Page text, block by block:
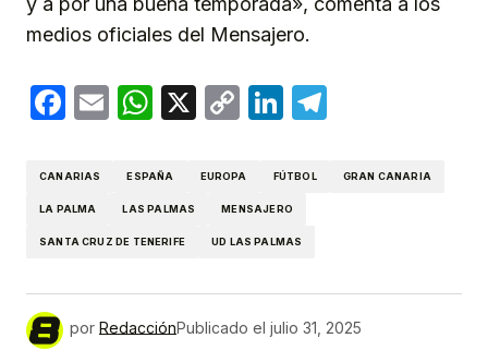
medios oficiales del Mensajero.
Facebook
EmailWhatsApp
X
CopyLinkedIn
CANARIAS ESPAÑA EUROPA FÚTBOL GRAN CANARIA
LA PALMA LAS PALMAS MENSAJERO
SANTA CRUZ DE TENERIFE UD LAS PALMAS
por RedacciónPublicado el julio 31, 2025